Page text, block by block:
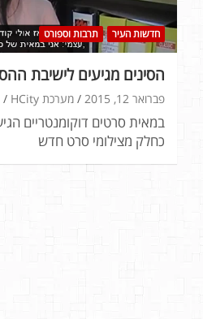
חדשות העיר תרבות וספורט
הסינים מגיעים לישיבת
פברואר 12, 2015 מערכת HCity
במאית סרטים דוקומנטריים
כחלק מצילומי סרט חדש